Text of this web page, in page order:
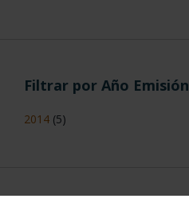
Filtrar por Año Emisión
2014 (5)